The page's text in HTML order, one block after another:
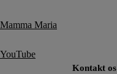
Mamma Maria
YouTube
Kontakt os